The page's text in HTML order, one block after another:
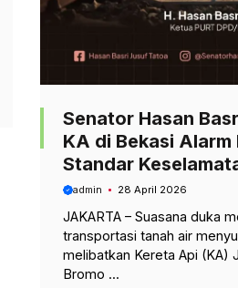
Senator Hasan
KA di Bekasi Alarm
Standar
admin 28 April 2026
JAKARTA – Suasana duka
transportasi tanah air
melibatkan Kereta Api (KA)
Bromo ...